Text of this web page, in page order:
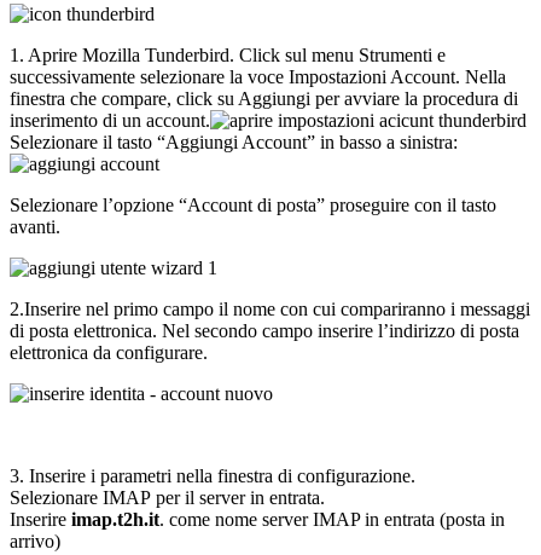
1. Aprire Mozilla Tunderbird. Click sul menu Strumenti e
successivamente selezionare la voce Impostazioni Account. Nella
finestra che compare, click su Aggiungi per avviare la procedura di
inserimento di un account.
Selezionare il tasto “Aggiungi Account” in basso a sinistra:
Selezionare l’opzione “Account di posta” proseguire con il tasto
avanti.
2.Inserire nel primo campo il nome con cui compariranno i messaggi
di posta elettronica. Nel secondo campo inserire l’indirizzo di posta
elettronica da configurare.
3. Inserire i parametri nella finestra di configurazione.
Selezionare IMAP per il server in entrata.
Inserire imap.t2h.it. come nome server IMAP in entrata (posta in
arrivo)